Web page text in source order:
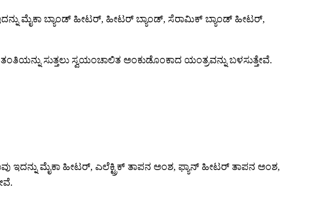
ಮೈಕಾ ಬ್ಯಾಂಡ್ ಹೀಟರ್, ಹೀಟರ್ ಬ್ಯಾಂಡ್, ಸೆರಾಮಿಕ್ ಬ್ಯಾಂಡ್ ಹೀಟರ್,
ಸುತ್ತಲು ಸ್ವಯಂಚಾಲಿತ ಅಂಕುಡೊಂಕಾದ ಯಂತ್ರವನ್ನು ಬಳಸುತ್ತೇವೆ.
ಇದನ್ನು ಮೈಕಾ ಹೀಟರ್, ಎಲೆಕ್ಟ್ರಿಕ್ ತಾಪನ ಅಂಶ, ಫ್ಯಾನ್ ಹೀಟರ್ ತಾಪನ ಅಂಶ,